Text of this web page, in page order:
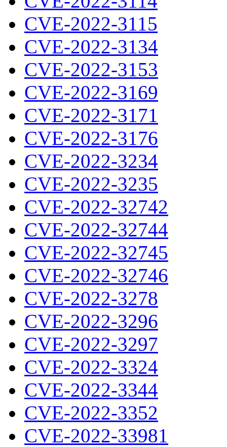
CVE-2022-3115
CVE-2022-3134
CVE-2022-3153
CVE-2022-3169
CVE-2022-3171
CVE-2022-3176
CVE-2022-3234
CVE-2022-3235
CVE-2022-32742
CVE-2022-32744
CVE-2022-32745
CVE-2022-32746
CVE-2022-3278
CVE-2022-3296
CVE-2022-3297
CVE-2022-3324
CVE-2022-3344
CVE-2022-3352
CVE-2022-33981